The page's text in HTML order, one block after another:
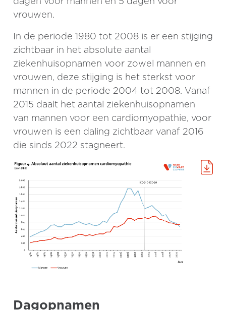
vrouwen.
In de periode 1980 tot 2008 is er een stijging
zichtbaar in het absolute aantal
ziekenhuisopnamen voor zowel mannen en
vrouwen, deze stijging is het sterkst voor
mannen in de periode 2004 tot 2008. Vanaf
2015 daalt het aantal ziekenhuisopnamen
van mannen voor een cardiomyopathie, voor
vrouwen is een daling zichtbaar vanaf 2016
die sinds 2022 stagneert.
Dagopnamen